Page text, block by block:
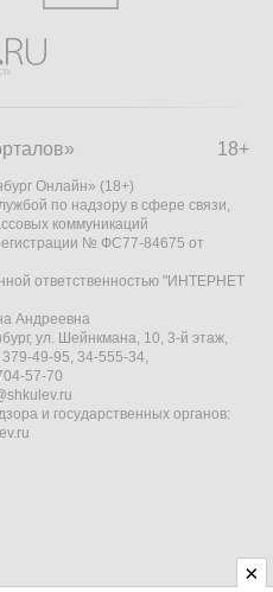
18+
Онлайн» (18+)
по надзору в сфере связи,
коммуникаций
№ ФС77-84675 от
ответственностью "ИНТЕРНЕТ
Андреевна
ул. Шейнкмана, 10, 3-й этаж,
49-95, 34-555-34,
57-70
и государственных органов: